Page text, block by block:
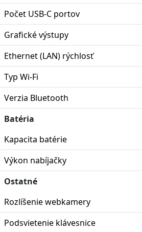
Počet USB-C portov
Grafické výstupy
Ethernet (LAN) rýchlosť
Typ Wi-Fi
Verzia Bluetooth
Batéria
Kapacita batérie
Výkon nabíjačky
Ostatné
Rozlíšenie webkamery
Podsvietenie klávesnice